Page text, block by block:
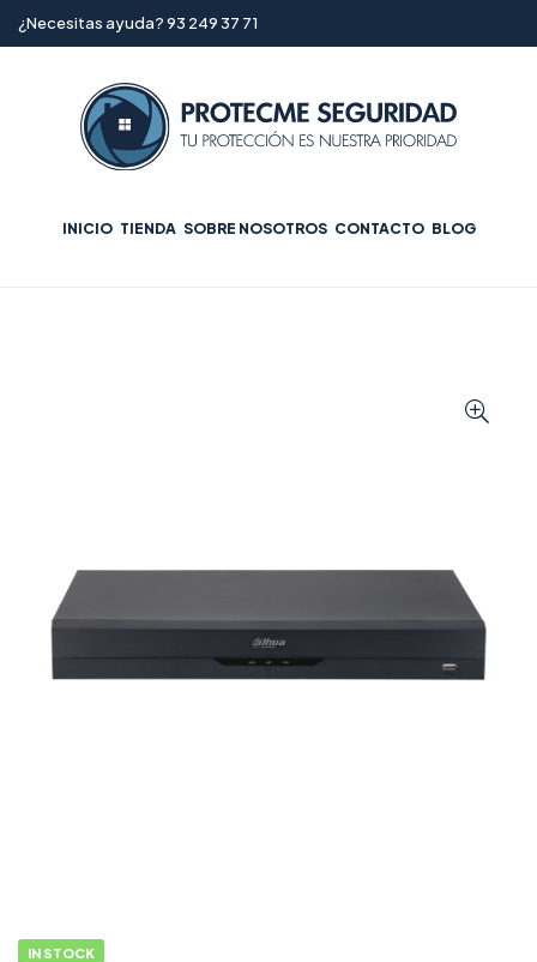
¿Necesitas ayuda? 93 249 37 71
INICIO TIENDA SOBRE NOSOTROS CONTACTO BLOG
IN STOCK